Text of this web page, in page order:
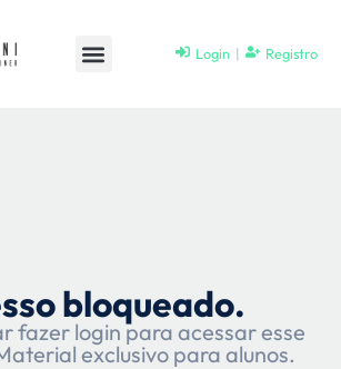
Login | Registro
bloqueado.
fazer login para acessar esse
exclusivo para alunos.